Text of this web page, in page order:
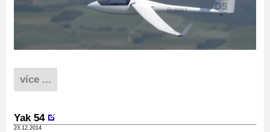
více ...
Yak 54
23.12.2014